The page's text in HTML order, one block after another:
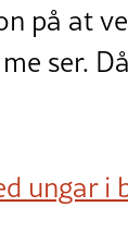
på at
ser.
ungar i